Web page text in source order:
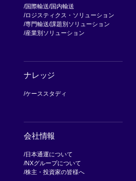
国際輸送 国内輸送
ロジスティクス・ソリューション
専門輸送 課題別ソリューション
産業別ソリューション
ナレッジ
ケーススタディ
会社情報
日本通運について
NXグループについて
株主・投資家の皆様へ